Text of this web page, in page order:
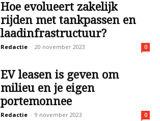
Hoe evolueert zakelijk
rijden met tankpassen en
laadinfrastructuur?
Redactie - 20 november 2023 0
EV leasen is geven om
milieu en je eigen
portemonnee
Redactie - 9 november 2023 0